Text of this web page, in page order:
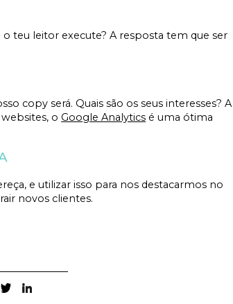
teu leitor execute? A resposta tem que ser
copy será. Quais são os seus interesses? A
o Google Analytics é uma ótima
e utilizar isso para nos destacarmos no
novos clientes.